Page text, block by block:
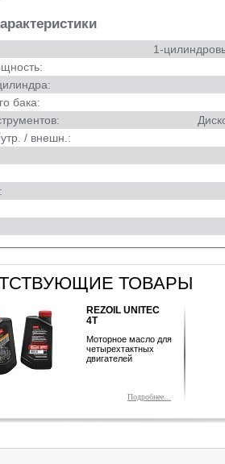
1-
бака:
/ внешн.:
ТОВАРЫ
REZER A7T
Подробнее...